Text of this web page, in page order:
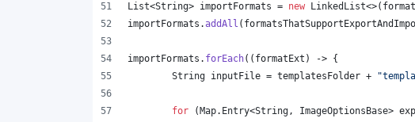
List<String> importFormats = new LinkedList<>(
importFormats .addAll (
importFormats . forEach(( formatExt ) -> {
String inputFile = templatesFolder +
for ( Map. Entry<String, ImageOptionsBase>